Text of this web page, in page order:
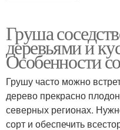
Груша
деревьями и
Особенности
Грушу часто можно
дерево прекрасно
северных регионах.
сорт и обеспечить